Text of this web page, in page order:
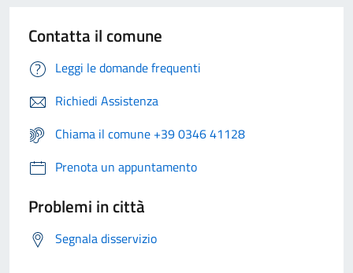
Contatta il comune
Leggi le domande frequenti
Richiedi Assistenza
Chiama il comune +39 0346 41128
Prenota un appuntamento
Problemi in città
Segnala disservizio